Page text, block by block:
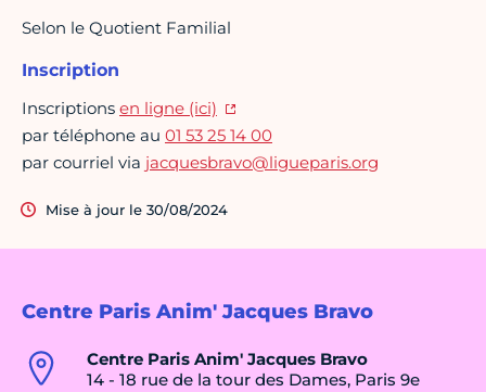
Centre Paris Anim' Jacques Bravo
Centre Paris Anim' Jacques Bravo
14 - 18 rue de la tour des Dames, Paris 9e
Selon le Quotient Familial
Inscription
Inscriptions en ligne (ici)
par téléphone au 01 53 25 14 00
par courriel via jacquesbravo@ligueparis.org
Mise à jour le 30/08/2024